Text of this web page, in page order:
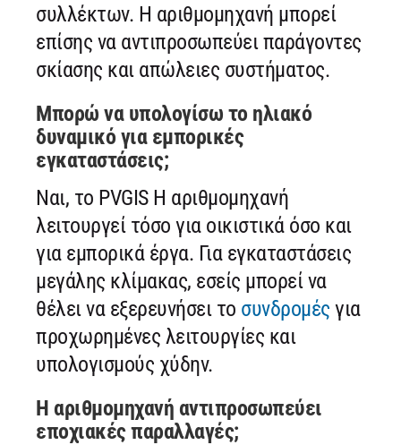
συλλέκτων. Η αριθμομηχανή μπορεί
επίσης να αντιπροσωπεύει παράγοντες
σκίασης και απώλειες συστήματος.
Μπορώ να υπολογίσω το ηλιακό
δυναμικό για εμπορικές
εγκαταστάσεις;
Ναι, το PVGIS Η αριθμομηχανή
λειτουργεί τόσο για οικιστικά όσο και
για εμπορικά έργα. Για εγκαταστάσεις
μεγάλης κλίμακας, εσείς μπορεί να
θέλει να εξερευνήσει το συνδρομές για
προχωρημένες λειτουργίες και
υπολογισμούς χύδην.
Η αριθμομηχανή αντιπροσωπεύει
εποχιακές παραλλαγές;